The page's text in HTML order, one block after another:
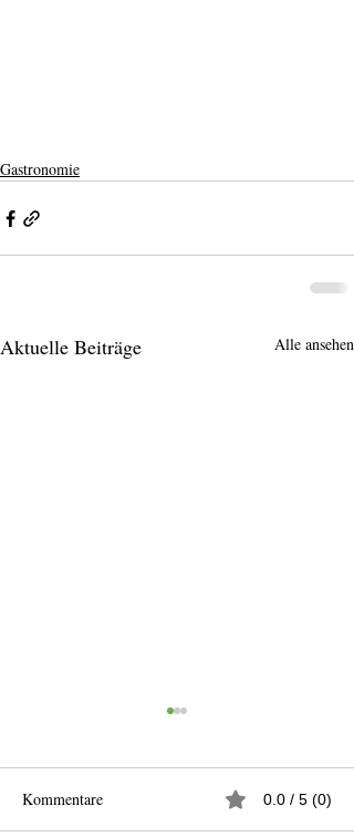
Gastronomie
Aktuelle Beiträge Alle ansehen
Kommentare 0.0 / 5 (0)